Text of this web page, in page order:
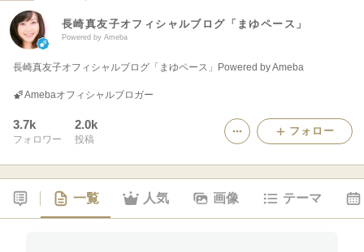
長崎真友子オフィシャルブログ「まゆペース」
Powered by Ameba
長崎真友子オフィシャルブログ「まゆペース」Powered by Ameba
Amebaオフィシャルブロガー
3.7k
フォロワー
2.0k
投稿
フォロー
一覧 人気 画像 テーマ